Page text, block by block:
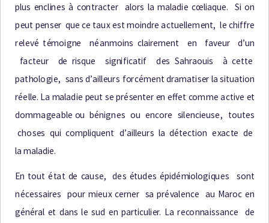
plus enclines à contracter alors lamaladie cœliaque. Sion
peut penser quece tauxest moindreactuellement, lechiffre
relevé témoigne néanmoins clairement en faveur d’un
facteur de risque significatif des Sahraouis àcette
pathologie, sansd’ailleurs forcémentdramatiser la situation
réelle. La maladie peut seprésenter en effet commeactive et
dommageable ou bénignes ou encore silencieuse, toutes
choses qui compliquent d’ailleurs la détection exacte de
lamaladie.
En toutétat de cause, des études épidémiologiques sont
nécessaires pourmieuxcerner saprévalence au Maroc en
général et danslesud enparticulier. Lareconnaissance de